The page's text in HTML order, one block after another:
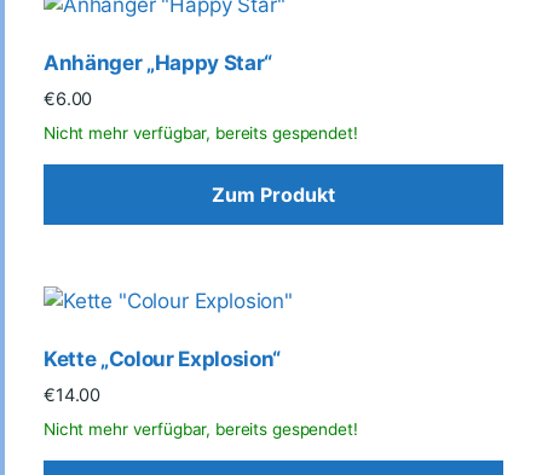
Anhänger „Happy Star“
€6.00
Zum Produkt
Kette „Colour Explosion“
€14.00